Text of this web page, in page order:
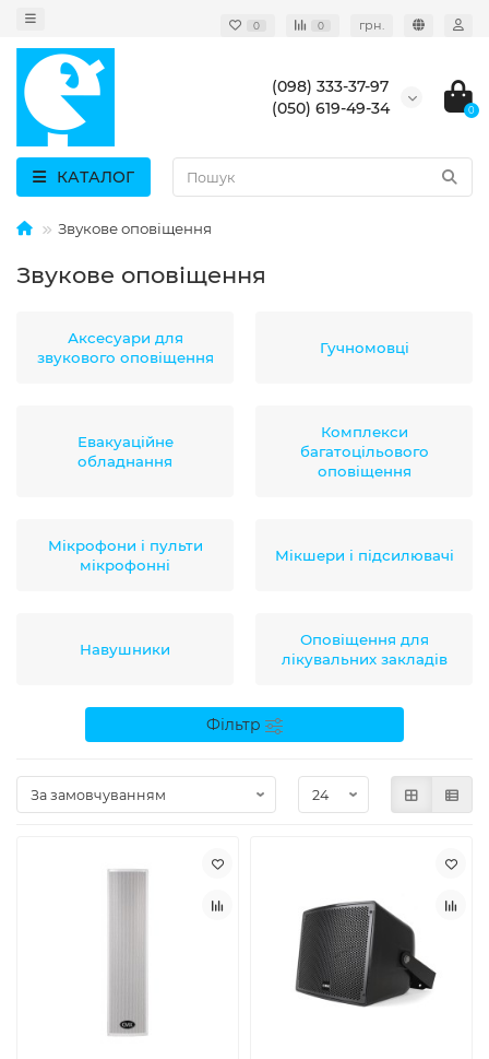
0 0 грн.
(098) 333-37-97
(050) 619-49-34
0
КАТАЛОГ
Звукове оповіщення
Звукове оповіщення
Аксесуари для
звукового оповіщення
Гучномовці
Евакуаційне
обладнання
Комплекси
багатоцільового
оповіщення
Мікрофони і пульти
мікрофонні
Мікшери і підсилювачі
Навушники
Оповіщення для
лікувальних закладів
Фільтр